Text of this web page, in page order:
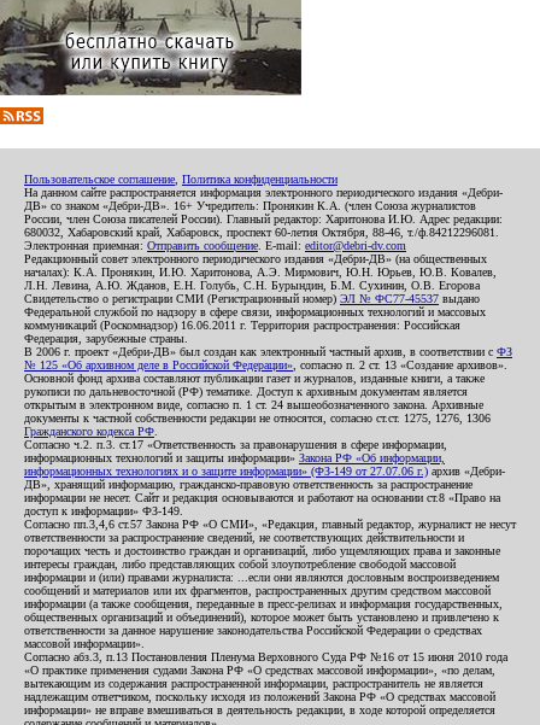
Пользовательское соглашение Политика конфиденциальности
На данном сайте распространяется информация электронного периодического издания «Дебри-
ДВ» со знаком «Дебри-ДВ». 16+ Учредитель: Пронякин К.А. (член Союза журналистов
России, член Союза писателей России). Главный редактор: Харитонова И.Ю. Адрес редакции:
680032, Хабаровский край, Хабаровск, проспект 60-летия Октября, 88-46, т./ф.84212296081.
Электронная приемная: Отправить сообщение . E-mail: editor@debri-dv.com
Редакционный совет электронного периодического издания «Дебри-ДВ» (на общественных
началах): К.А. Пронякин, И.Ю. Харитонова, А.Э. Мирмович, Ю.Н. Юрьев, Ю.В. Ковалев,
Л.Н. Левина, А.Ю. Жданов, Е.Н. Голубь, С.Н. Бурындин, Б.М. Сухинин, О.В. Егорова
Свидетельство о регистрации СМИ (Регистрационный номер) ЭЛ № ФС77-45537 выдано
Федеральной службой по надзору в сфере связи, информационных технологий и массовых
коммуникаций (Роскомнадзор) 16.06.2011 г. Территория распространения: Российская
Федерация, зарубежные страны.
В 2006 г. проект «Дебри-ДВ» был создан как электронный частный архив, в соответствии с ФЗ
№ 125 «Об архивном деле в Российской Федерации» , согласно п. 2 ст. 13 «Создание архивов».
Основной фонд архива составляют публикации газет и журналов, изданные книги, а также
рукописи по дальневосточной (РФ) тематике. Доступ к архивным документам является
открытым в электронном виде, согласно п. 1 ст. 24 вышеобозначенного закона. Архивные
документы к частной собственности редакции не относятся, согласно ст.ст. 1275, 1276, 1306
Гражданского кодекса РФ
Согласно ч.2. п.3. ст.17 «Ответственность за правонарушения в сфере информации,
информационных технологий и защиты информации» Закона РФ «Об информации,
информационных технологиях и о защите информации» (ФЗ-149 от 27.07.06 г.) архив «Дебри-
ДВ», хранящий информацию, гражданско-правовую ответственность за распространение
информации не несет. Сайт и редакция основываются и работают на основании ст.8 «Право на
доступ к информации» ФЗ-149.
Согласно пп.3,4,6 ст.57 Закона РФ «О СМИ», «Редакция, главный редактор, журналист не несут
ответственности за распространение сведений, не соответствующих действительности и
порочащих честь и достоинство граждан и организаций, либо ущемляющих права и законные
интересы граждан, либо представляющих собой злоупотребление свободой массовой
информации и (или) правами журналиста: ...если они являются дословным воспроизведением
сообщений и материалов или их фрагментов, распространенных другим средством массовой
информации (а также сообщения, переданные в пресс-релизах и информация государственных,
общественных организаций и объединений), которое может быть установлено и привлечено к
ответственности за данное нарушение законодательства Российской Федерации о средствах
массовой информации».
Согласно абз.3, п.13 Постановления Пленума Верховного Суда РФ №16 от 15 июня 2010 года
«О практике применения судами Закона РФ «О средствах массовой информации», «по делам,
вытекающим из содержания распространенной информации, распространитель не является
надлежащим ответчиком, поскольку исходя из положений Закона РФ «О средствах массовой
информации» не вправе вмешиваться в деятельность редакции, в ходе которой определяется